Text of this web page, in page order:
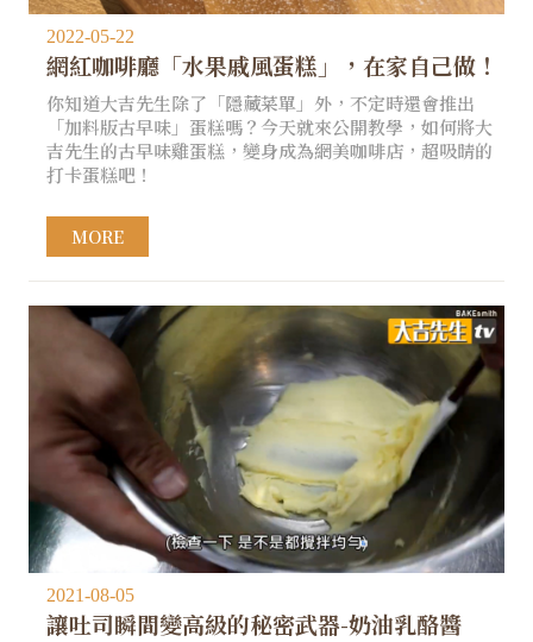
2022-05-22
網紅咖啡廳「水果戚風蛋糕」，在家自己做！
你知道大吉先生除了「隱藏菜單」外，不定時還會推出
「加料版古早味」蛋糕嗎？今天就來公開教學，如何將大
吉先生的古早味雞蛋糕，變身成為網美咖啡店，超吸睛的
打卡蛋糕吧！
MORE
2021-08-05
讓吐司瞬間變高級的秘密武器-奶油乳酪醬